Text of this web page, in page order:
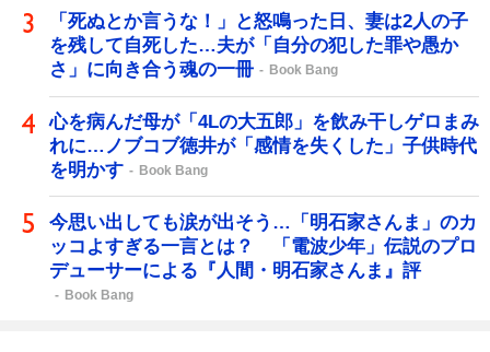
「死ぬとか言うな！」と怒鳴った日、妻は2人の子
を残して自死した…夫が「自分の犯した罪や愚か
さ」に向き合う魂の一冊
Book Bang
心を病んだ母が「4Lの大五郎」を飲み干しゲロまみ
れに…ノブコブ徳井が「感情を失くした」子供時代
を明かす
Book Bang
今思い出しても涙が出そう…「明石家さんま」のカ
ッコよすぎる一言とは？ 「電波少年」伝説のプロ
デューサーによる『人間・明石家さんま』評
Book Bang